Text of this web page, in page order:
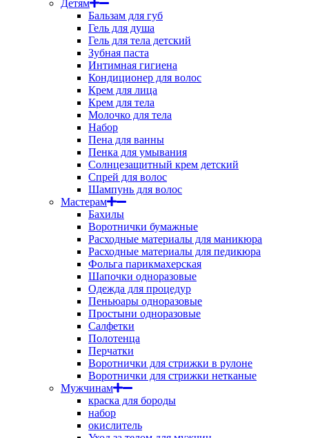
Детям
Бальзам для губ
Гель для душа
Гель для тела детский
Зубная паста
Интимная гигиена
Кондиционер для волос
Крем для лица
Крем для тела
Молочко для тела
Набор
Пена для ванны
Пенка для умывания
Солнцезащитный крем детский
Спрей для волос
Шампунь для волос
Мастерам
Бахилы
Воротнички бумажные
Расходные материалы для маникюра
Расходные материалы для педикюра
Фольга парикмахерская
Шапочки одноразовые
Одежда для процедур
Пеньюары одноразовые
Простыни одноразовые
Салфетки
Полотенца
Перчатки
Воротнички для стрижки в рулоне
Воротнички для стрижки нетканые
Мужчинам
краска для бороды
набор
окислитель